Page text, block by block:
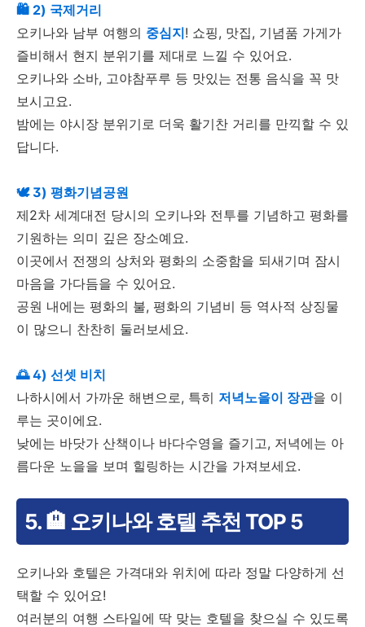
🛍️ 2) 국제거리
오키나와 남부 여행의 중심지! 쇼핑, 맛집, 기념품 가게가
즐비해서 현지 분위기를 제대로 느낄 수 있어요.
오키나와 소바, 고야참푸루 등 맛있는 전통 음식을 꼭 맛
보시고요.
밤에는 야시장 분위기로 더욱 활기찬 거리를 만끽할 수 있
답니다.
🕊️ 3) 평화기념공원
제2차 세계대전 당시의 오키나와 전투를 기념하고 평화를
기원하는 의미 깊은 장소예요.
이곳에서 전쟁의 상처와 평화의 소중함을 되새기며 잠시
마음을 가다듬을 수 있어요.
공원 내에는 평화의 불, 평화의 기념비 등 역사적 상징물
이 많으니 찬찬히 둘러보세요.
🌅 4) 선셋 비치
나하시에서 가까운 해변으로, 특히 저녁노을이 장관을 이
루는 곳이에요.
낮에는 바닷가 산책이나 바다수영을 즐기고, 저녁에는 아
름다운 노을을 보며 힐링하는 시간을 가져보세요.
5. 🏨 오키나와 호텔 추천 TOP 5
오키나와 호텔은 가격대와 위치에 따라 정말 다양하게 선
택할 수 있어요!
여러분의 여행 스타일에 딱 맞는 호텔을 찾으실 수 있도록